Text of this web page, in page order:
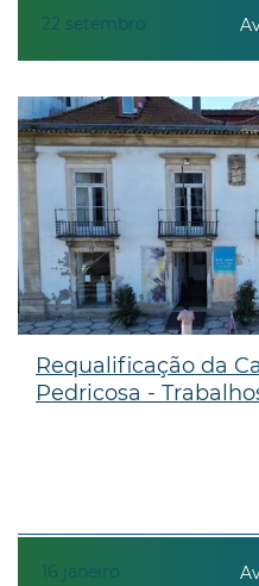
22 setembro
16 janeiro
Requalificação da
Pedricosa -